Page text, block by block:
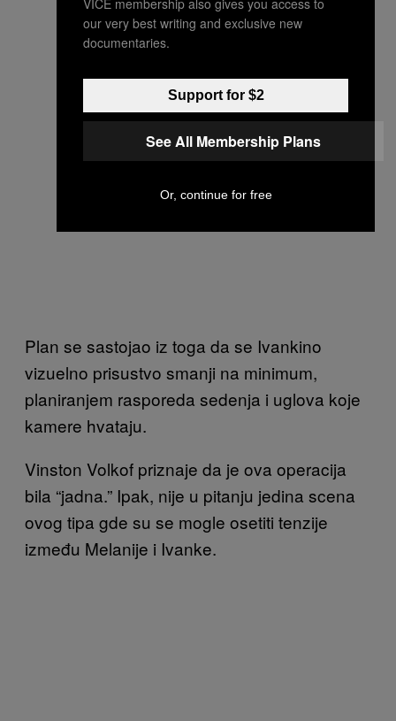
Plan se sastojao iz toga da se Ivankino
vizuelno prisustvo smanji na minimum,
planiranjem rasporeda sedenja i uglova koje
kamere hvataju.
Vinston Volkof priznaje da je ova operacija
bila “jadna.” Ipak, nije u pitanju jedina scena
ovog tipa gde su se mogle osetiti tenzije
između Melanije i Ivanke.
our very best writing and exclusive new
documentaries.
Support for $2
See All Membership Plans
Or, continue for free